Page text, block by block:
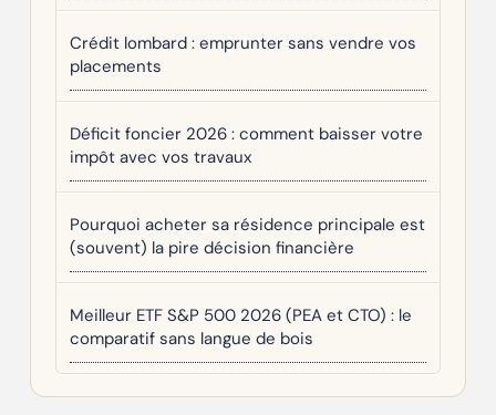
Crédit lombard : emprunter sans vendre vos
placements
Déficit foncier 2026 : comment baisser votre
impôt avec vos travaux
Pourquoi acheter sa résidence principale est
(souvent) la pire décision financière
Meilleur ETF S&P 500 2026 (PEA et CTO) : le
comparatif sans langue de bois